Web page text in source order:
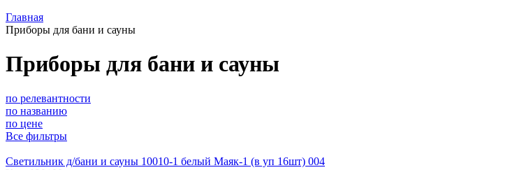
Главная
Приборы для бани и сауны
Приборы для бани и сауны
по релевантности
по названию
по цене
Все фильтры
Светильник д/бани и сауны 10010-1 белый Маяк-1 (в уп 16шт) 004